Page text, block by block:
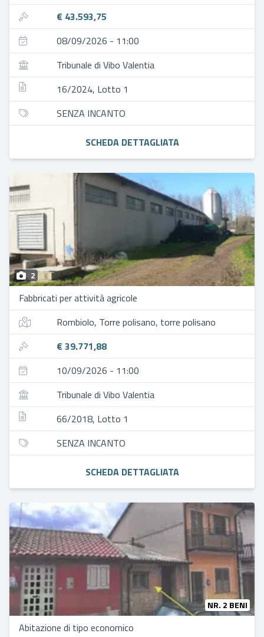
€ 43.593,75
08/09/2026 - 11:00
Tribunale di Vibo Valentia
16/2024, Lotto 1
SENZA INCANTO
SCHEDA DETTAGLIATA
2
Fabbricati per attività agricole
Rombiolo, Torre polisano, torre polisano
€ 39.771,88
10/09/2026 - 11:00
Tribunale di Vibo Valentia
66/2018, Lotto 1
SENZA INCANTO
SCHEDA DETTAGLIATA
NR. 2 BENI
Abitazione di tipo economico